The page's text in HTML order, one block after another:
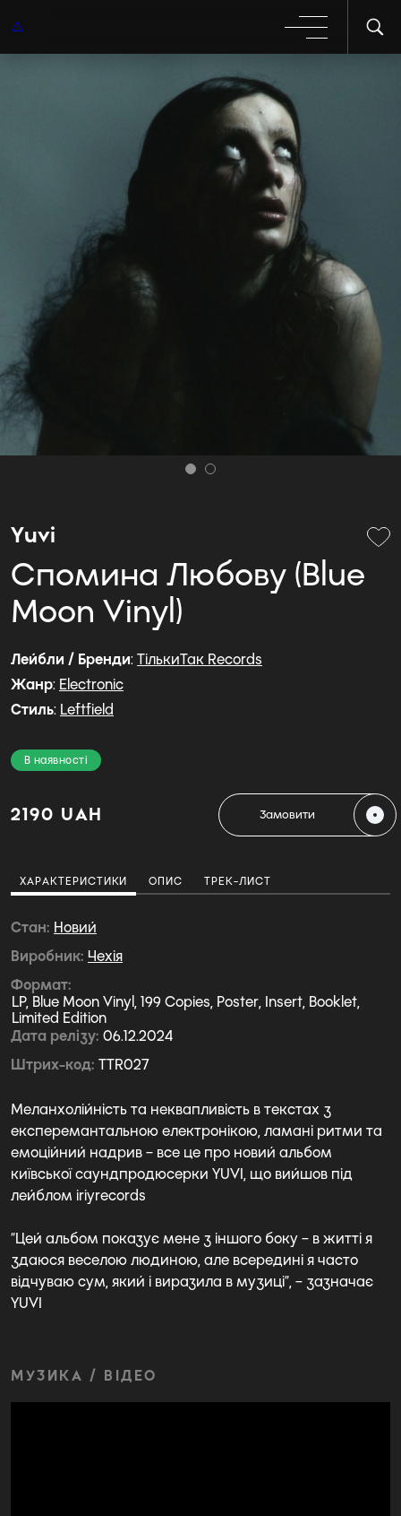
Yuvi
С​п​о​м​и​н​а Л​ю​б​о​в​у (Blue
Moon Vinyl)
Лейбли / Бренди: ТількиТак Records
Жанр: Electronic
Стиль: Leftfield
В наявності
2190 UAH Замовити
ХАРАКТЕРИСТИКИ ОПИС ТРЕК-ЛИСТ
Стан Новий
Виробник Чехiя
Формат
LP, Blue Moon Vinyl, 199 Copies, Poster, Insert, Booklet,
Limited Edition
Дата релізу 06.12.2024
Штрих-код TTR027
Меланхолійність та неквапливість в текстах з
експеремантальною електронікою, ламані ритми та
емоційний надрив – все це про новий альбом
київської саундпродюсерки YUVI, що вийшов під
лейблом iriyrecords
“Цей альбом показує мене з іншого боку – в житті я
здаюся веселою людиною, але всередині я часто
відчуваю сум, який і виразила в музиці”, – зазначає
YUVI
МУЗИКА / ВІДЕО